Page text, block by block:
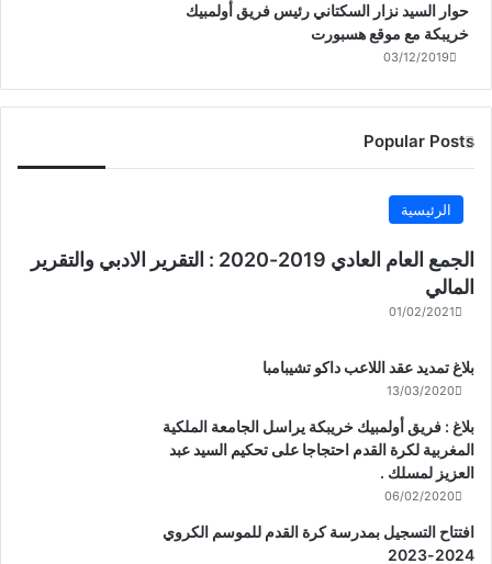
حوار السيد نزار السكتاني رئيس فريق أولمبيك
خريبكة مع موقع هسبورت
03/12/2019
Popular Posts
الرئيسية
الجمع العام العادي 2019-2020 : التقرير الادبي والتقرير
المالي
01/02/2021
بلاغ تمديد عقد اللاعب داكو تشيبامبا
13/03/2020
بلاغ : فريق أولمبيك خريبكة يراسل الجامعة الملكية
المغربية لكرة القدم احتجاجا على تحكيم السيد عبد
العزيز لمسلك .
06/02/2020
افتتاح التسجيل بمدرسة كرة القدم للموسم الكروي
2024-2023